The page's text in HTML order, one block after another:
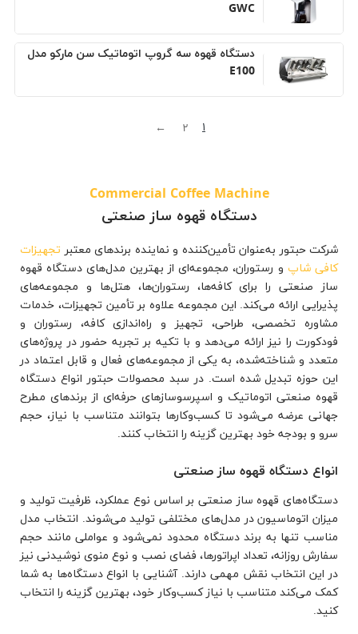
GWC
دستگاه قهوه سه گروپ اتوماتیک سن مارکو مدل
E100
۱ ۲ ←
Commercial Coffee Machine
دستگاه قهوه ساز صنعتی
شرکت حبتور به‌عنوان تأمین‌کننده و نماینده برندهای معتبر تجهیزات
کافی شاپ و رستوران، مجموعه‌ای از بهترین مدل‌های دستگاه قهوه
ساز صنعتی را برای کافه‌ها، رستوران‌ها، هتل‌ها و مجموعه‌های
پذیرایی ارائه می‌کند. این مجموعه علاوه بر تأمین تجهیزات، خدمات
مشاوره تخصصی، طراحی، تجهیز و راه‌اندازی کافه، رستوران و
فودکورت را نیز ارائه می‌دهد و با تکیه بر تجربه حضور در پروژه‌های
متعدد و شناخته‌شده، به یکی از مجموعه‌های فعال و قابل اعتماد در
این حوزه تبدیل شده است. در سبد محصولات حبتور انواع دستگاه
قهوه صنعتی اتوماتیک و اسپرسوسازهای حرفه‌ای از برندهای مطرح
جهانی عرضه می‌شود تا کسب‌وکارها بتوانند متناسب با نیاز، حجم
سرو و بودجه خود بهترین گزینه را انتخاب کنند.
انواع دستگاه قهوه ساز صنعتی
دستگاه‌های قهوه ساز صنعتی بر اساس نوع عملکرد، ظرفیت تولید و
میزان اتوماسیون در مدل‌های مختلفی تولید می‌شوند. انتخاب مدل
مناسب تنها به برند دستگاه محدود نمی‌شود و عواملی مانند حجم
سفارش روزانه، تعداد اپراتورها، فضای نصب و نوع منوی نوشیدنی نیز
در این انتخاب نقش مهمی دارند. آشنایی با انواع دستگاه‌ها به شما
کمک می‌کند متناسب با نیاز کسب‌وکار خود، بهترین گزینه را انتخاب
کنید.